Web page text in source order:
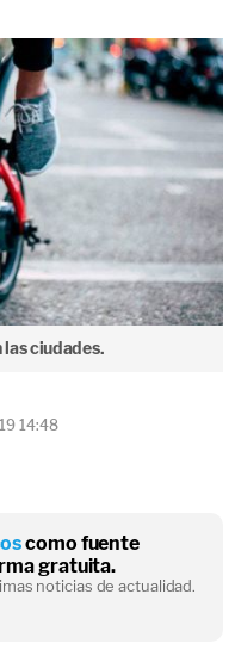
ciudades.
14:48
como fuente
gratuita.
noticias de actualidad.